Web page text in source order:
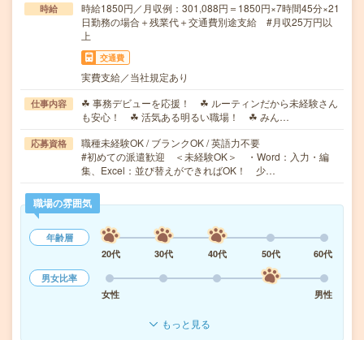
時給
時給1850円／月収例：301,088円＝1850円×7時間45分×21
日勤務の場合＋残業代＋交通費別途支給 #月収25万円以
上
交通費
実費支給／当社規定あり
仕事内容
☘ 事務デビューを応援！ ☘ ルーティンだから未経験さん
も安心！ ☘ 活気ある明るい職場！ ☘ みん…
応募資格
職種未経験OK / ブランクOK / 英語力不要
#初めての派遣歓迎 ＜未経験OK＞ ・Word：入力・編
集、Excel：並び替えができればOK！ 少…
職場の雰囲気
年齢層
20代
30代 40代 50代
60代
男女比率
女性
男性
もっと見る